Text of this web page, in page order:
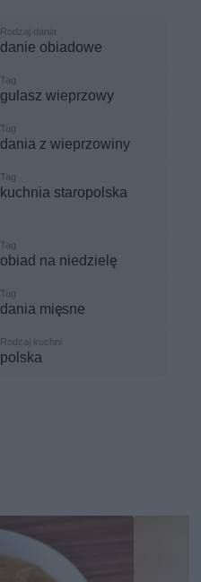
danie obiadowe
gulasz wieprzowy
dania z wieprzowiny
kuchnia staropolska
obiad na niedzielę
dania mięsne
polska